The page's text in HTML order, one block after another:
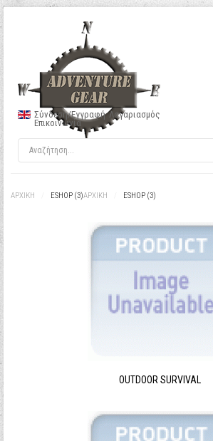
Σύνδεση/Εγγραφή Λογαριασμός
Επικοινωνία
ΑΡΧΙΚΉ ESHOP (3)ΑΡΧΙΚΉ ESHOP (3)
OUTDOOR SURVIVAL
ΣΥΝΔΕΣΗ
Κωδικός
Να με θυμάσαι